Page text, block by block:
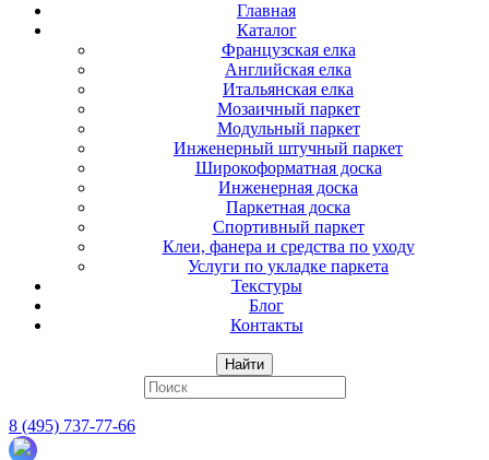
Главная
Каталог
Французская елка
Английская елка
Итальянская елка
Мозаичный паркет
Модульный паркет
Инженерный штучный паркет
Широкоформатная доска
Инженерная доска
Паркетная доска
Спортивный паркет
Клеи, фанера и средства по уходу
Услуги по укладке паркета
Текстуры
Блог
Контакты
Найти
8 (495) 737-77-66